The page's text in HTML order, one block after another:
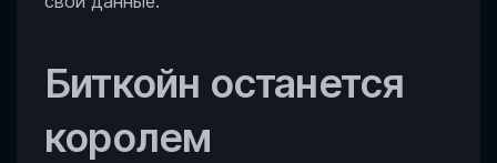
Биткойн останется
королем